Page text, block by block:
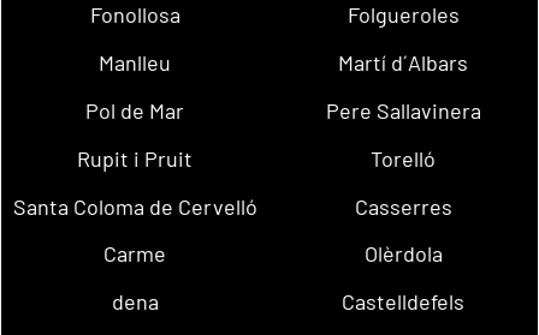
Fonollosa
Folgueroles
Manlleu
Martí d´Albars
Pol de Mar
Pere Sallavinera
Rupit i Pruit
Torelló
Santa Coloma de Cervelló
Casserres
Carme
Olèrdola
dena
Castelldefels